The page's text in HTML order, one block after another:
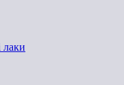
лаки